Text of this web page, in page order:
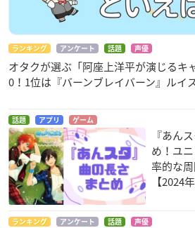
ランキング アンケート 話題 声優
オタクが選ぶ「阿座上洋平が演じるキ
0！1位は『バーンブレイバーン』ルイ
話題 アプリ ゲーム
『あん
め！ユ
率的な
【2024
ランキング アンケート 話題 声優